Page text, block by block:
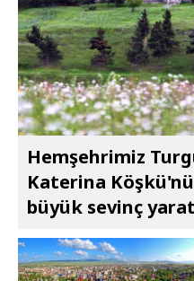
Hemşehrimiz
Katerina
büyük sevinç